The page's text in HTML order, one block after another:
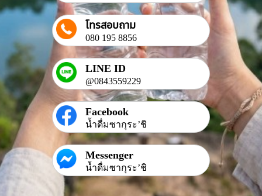
โทรสอบถาม
080 195 8856
LINE ID
@0843559229
Facebook
น้ำดื่มซากุระ’ชิ
Messenger
น้ำดื่มซากุระ’ชิ